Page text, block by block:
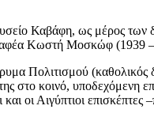
Καβάφη, ως μέρος
Kωστή Μοσκώφ
Πολιτισμού
στο κοινό,
οι Αιγύπτιοι